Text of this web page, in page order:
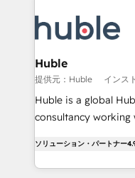
Slash months from
Click "Contact
Integration
of your tech stack, syncing...
WooCommerce 💲
Netsuite 🤖 Google
the rare Advanced
Accreditation, securely
Huble
提供元：Huble インス
Huble is a global
consultancy working
the strategy,
HubSpot into a genuine
ソリューション・パートナー